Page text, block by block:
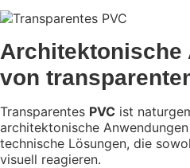
Architektonische
von
Transparentes PVC ist
architektonische
technische Lösungen, die
visuell reagieren.